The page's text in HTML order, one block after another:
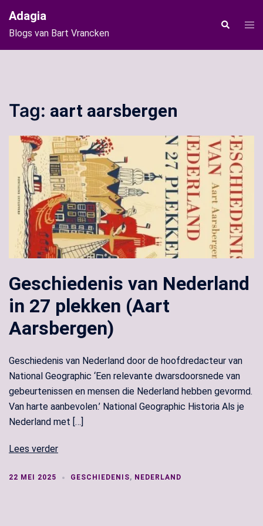
naar
de
inhoud
Adagia
Blogs van Bart Vrancken
Zoeken
Tag: aart aarsbergen
Geschiedenis van Nederland
in 27 plekken (Aart
Aarsbergen)
Geschiedenis van Nederland door de hoofdredacteur van
National Geographic ‘Een relevante dwarsdoorsnede van
gebeurtenissen en mensen die Nederland hebben gevormd.
Van harte aanbevolen.’ National Geographic Historia Als je
Nederland met […]
Lees verder
22 MEI 2025 GESCHIEDENIS, NEDERLAND